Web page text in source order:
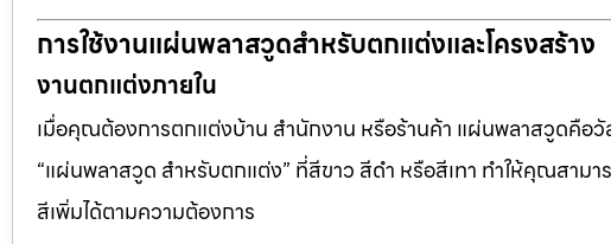
การใช้งานแผ่นพลาสวูดสำหรับตกแต่งและโครงสร้าง
งานตกแต่งภายใน
เมื่อคุณต้องการตกแต่งบ้าน สำนักงาน หรือร้านค้า แผ่นพลาสวูดคือวั
“แผ่นพลาสวูด สำหรับตกแต่ง” ที่สีขาว สีดำ หรือสีเทา ทำให้คุณสาม
สีเพิ่มได้ตามความต้องการ